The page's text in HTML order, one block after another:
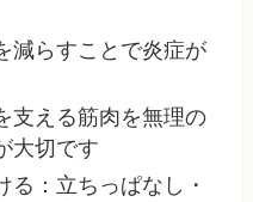
減らすことで炎症が
支える筋肉を無理の
大切です
る：立ちっぱなし・